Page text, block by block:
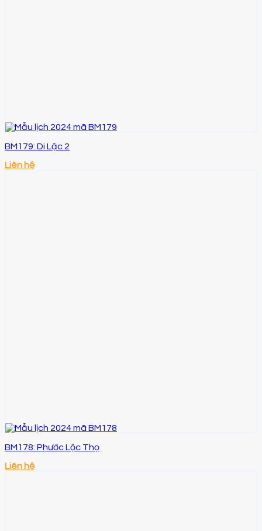
BM179: Di Lặc 2
Liên hệ
BM178: Phước Lộc Thọ
Liên hệ